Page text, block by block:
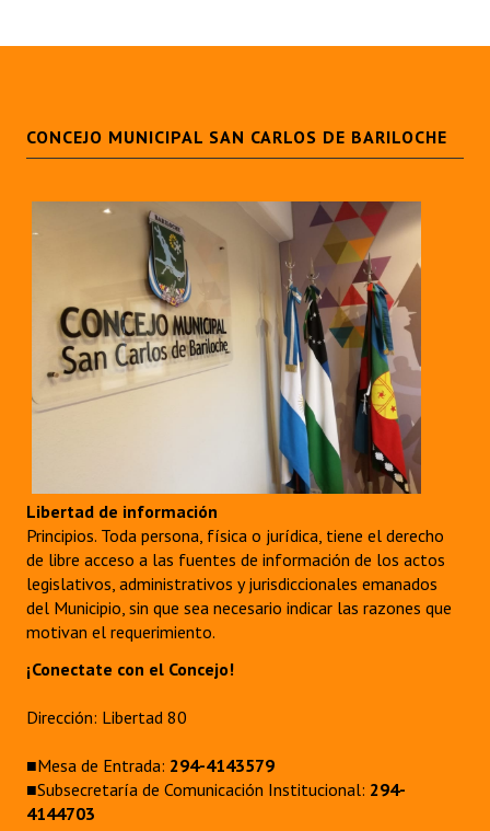
CONCEJO MUNICIPAL SAN CARLOS DE BARILOCHE
Libertad de información
Principios. Toda persona, física o jurídica, tiene el derecho
de libre acceso a las fuentes de información de los actos
legislativos, administrativos y jurisdiccionales emanados
del Municipio, sin que sea necesario indicar las razones que
motivan el requerimiento.
¡Conectate con el Concejo!
Dirección: Libertad 80
■Mesa de Entrada: 294-4143579
■Subsecretaría de Comunicación Institucional: 294-
4144703